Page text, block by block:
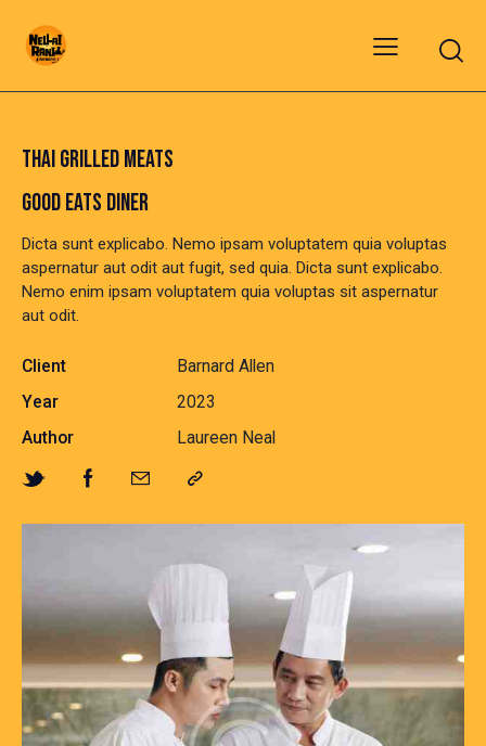
THAI GRILLED MEATS
GOOD EATS DINER
Dicta sunt explicabo. Nemo ipsam voluptatem quia voluptas
aspernatur aut odit aut fugit, sed quia. Dicta sunt explicabo.
Nemo enim ipsam voluptatem quia voluptas sit aspernatur
aut odit.
Client
Barnard Allen
Year
2023
Author
Laureen Neal